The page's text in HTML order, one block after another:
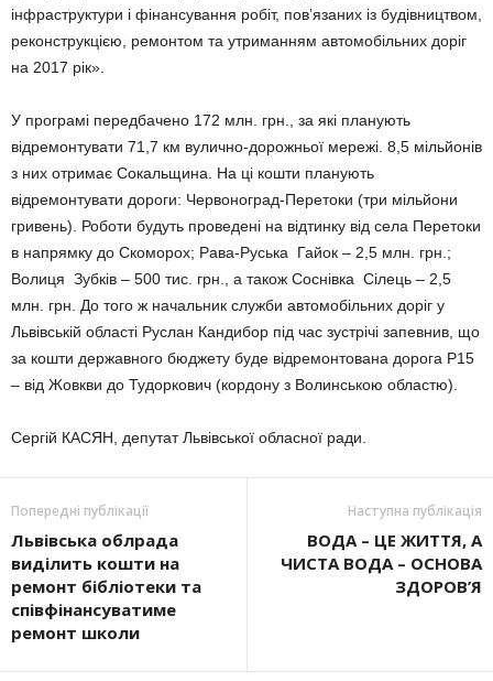
інфраструктури і фінансування робіт, пов’язаних із будівництвом,
реконструкцією, ремонтом та утриманням автомобільних доріг
на 2017 рік».
У програмі передбачено 172 млн. грн., за які планують
відремонтувати 71,7 км вулично-дорожньої мережі. 8,5 мільйонів
з них отримає Сокальщина. На ці кошти планують
відремонтувати дороги: Червоноград-Перетоки (три мільйони
гривень). Роботи будуть проведені на відтинку від села Перетоки
в напрямку до Скоморох; Рава-Руська Гайок – 2,5 млн. грн.;
Волиця Зубків – 500 тис. грн., а також Соснівка Сілець – 2,5
млн. грн. До того ж начальник служби автомобільних доріг у
Львівській області Руслан Кандибор під час зустрічі запевнив, що
за кошти державного бюджету буде відремонтована дорога Р15
– від Жовкви до Тудоркович (кордону з Волинською областю).
Сергій КАСЯН, депутат Львівської обласної ради.
Попередні публікації
Львівська облрада
виділить кошти на
ремонт бібліотеки та
співфінансуватиме
ремонт школи
Наступна публікація
ВОДА – ЦЕ ЖИТТЯ, А
ЧИСТА ВОДА – ОСНОВА
ЗДОРОВ’Я